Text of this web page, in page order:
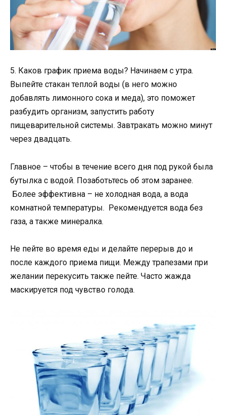
5. Каков график приема воды? Начинаем с утра.
Выпейте стакан теплой воды (в него можно
добавлять лимонного сока и меда), это поможет
разбудить организм, запустить работу
пищеварительной системы. Завтракать можно минут
через двадцать.
Главное – чтобы в течение всего дня под рукой была
бутылка с водой. Позаботьтесь об этом заранее.
Более эффективна – не холодная вода, а вода
комнатной температуры. Рекомендуется вода без
газа, а также минералка.
Не пейте во время еды и делайте перерыв до и
после каждого приема пищи. Между трапезами при
желании перекусить также пейте. Часто жажда
маскируется под чувство голода.